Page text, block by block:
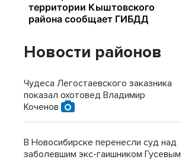
Новости районов
Чудеса Легостаевского заказника
показал охотовед Владимир
Коченов
В Новосибирске перенесли суд над
заболевшим экс-гаишником Гусевым